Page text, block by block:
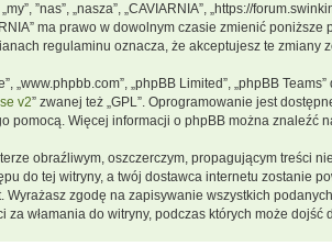
”nas”, „nasza”, „CAVIARNIA”, „https://
ma prawo w dowolnym czasie zmienić
regulaminu oznacza, że akceptujesz te zmiany
„www.phpbb.com”, „phpBB Limited”, „phpBB
v2” zwanej też „GPL”. Oprogramowanie jest
pomocą. Więcej informacji o phpBB można znaleźć
obraźliwym, oszczerczym, propagującym treści
do tej witryny, a twój dostawca internetu zostanie
zgodę na zapisywanie wszystkich
włamania do witryny, podczas których może dojść